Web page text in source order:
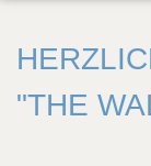
"THE